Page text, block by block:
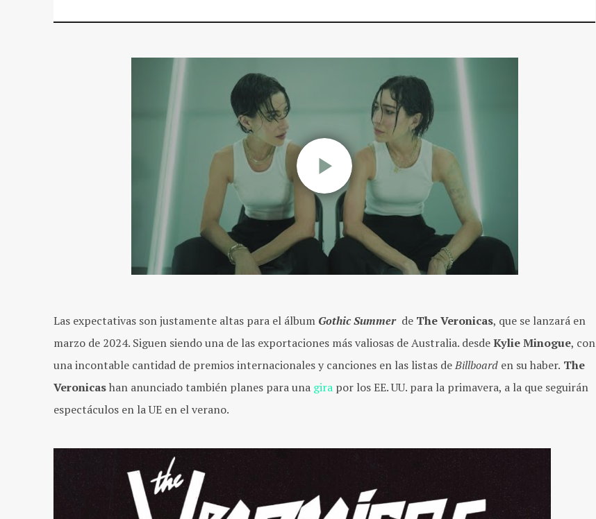
Las expectativas son justamente altas para el álbum Gothic Summer de The Veronicas, que se lanzará en
marzo de 2024. Siguen siendo una de las exportaciones más valiosas de Australia. desdeKylie Minogue, con
una incontable cantidad de premios internacionales y canciones en las listas deBillboard en su haber. The
Veronicashan anunciado también planes para una gira por los EE. UU. para la primavera, a la que seguirán
espectáculos en la UE en el verano.